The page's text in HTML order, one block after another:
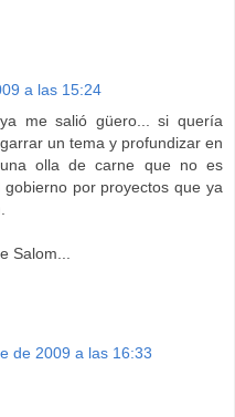
a las 15:24
me salió güero... si quería
un tema y profundizar en
olla de carne que no es
por proyectos que ya
Salom...
de 2009 a las 16:33